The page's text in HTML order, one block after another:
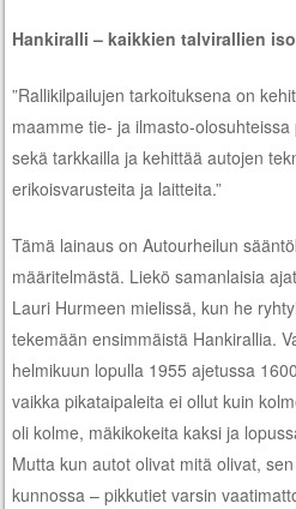
Hankiralli – kaikkien talvirallien
”Rallikilpailujen tarkoituksena on
maamme tie- ja ilmasto-
sekä tarkkailla ja kehittää autojen
erikoisvarusteita ja laitteita.”
Tämä lainaus on Autourheilun
määritelmästä. Liekö samanlaisia
Lauri Hurmeen mielissä, kun he
tekemään ensimmäistä Hankirallia.
helmikuun lopulla 1955 ajetussa
vaikka pikataipaleita ei ollut kuin
oli kolme, mäkikokeita kaksi ja
Mutta kun autot olivat mitä olivat,
kunnossa – pikkutiet varsin